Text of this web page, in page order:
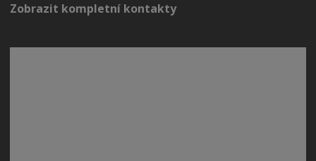
Zobrazit kompletní kontakty